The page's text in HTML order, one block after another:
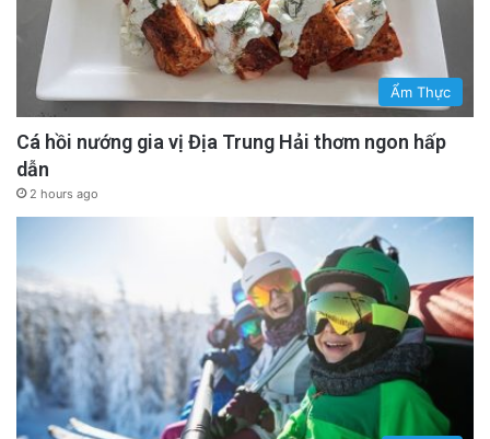
Ẩm Thực
Cá hồi nướng gia vị Địa Trung Hải thơm ngon hấp
dẫn
2 hours ago